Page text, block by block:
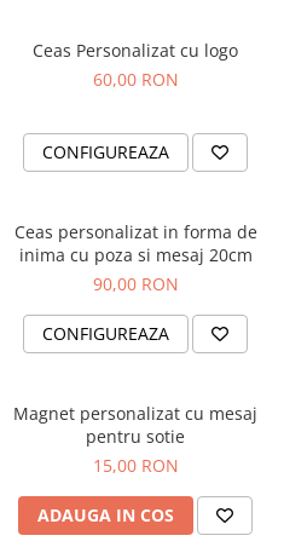
Produse personalizate HORECA
Jucarii din lemn
Bayonete
Ceas Personalizat cu logo
60,00 RON
CONFIGUREAZA
Ceas personalizat in forma de
inima cu poza si mesaj 20cm
90,00 RON
CONFIGUREAZA
Magnet personalizat cu mesaj
pentru sotie
15,00 RON
ADAUGA IN COS